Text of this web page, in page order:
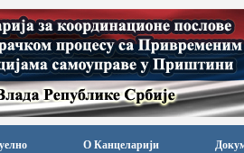
О Канцеларији